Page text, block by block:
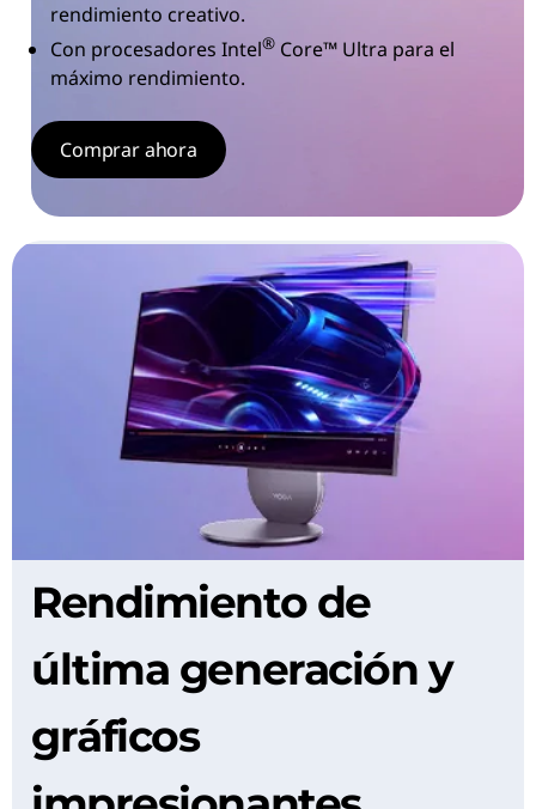
rendimiento creativo.
Con procesadores Intel® Core™ Ultra para el
máximo rendimiento.
Comprar ahora
Rendimiento de
última generación y
gráficos